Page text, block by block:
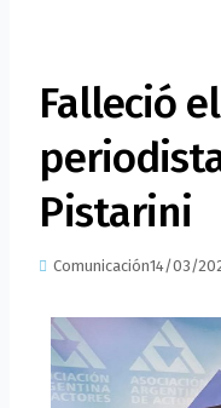
Falleció
Pistarini
Comunicación14/03/